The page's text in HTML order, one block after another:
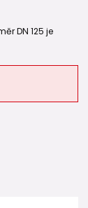
DN 125 je